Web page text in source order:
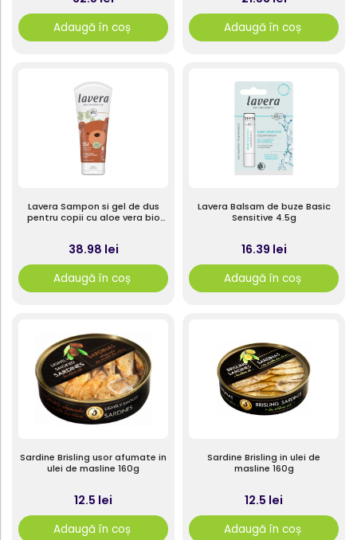
Adaugă în coș Adaugă în coș
Lavera Sampon si gel de dus
pentru copii cu aloe vera bio
38.98 lei
Adaugă în coș
Lavera Balsam de buze Basic
Sensitive 4.5g
16.39 lei
Adaugă în coș
Sardine Brisling usor afumate in
ulei de masline 160g
12.5 lei
Adaugă în coș
Sardine Brisling in ulei de
masline 160g
12.5 lei
Adaugă în coș